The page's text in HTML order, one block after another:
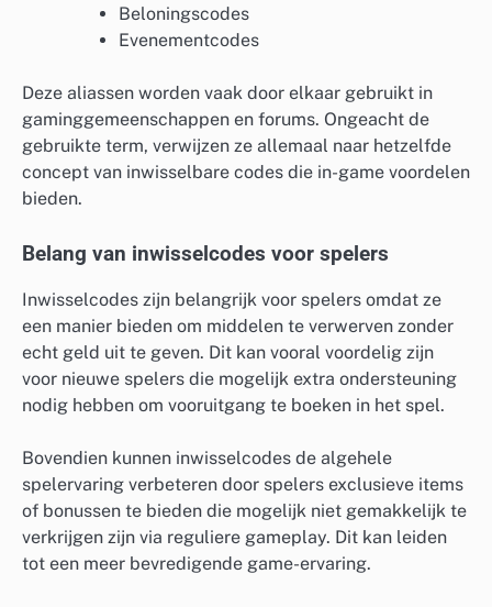
Beloningscodes
Evenementcodes
Deze aliassen worden vaak door elkaar gebruikt in
gaminggemeenschappen en forums. Ongeacht de
gebruikte term, verwijzen ze allemaal naar hetzelfde
concept van inwisselbare codes die in-game voordelen
bieden.
Belang van inwisselcodes voor spelers
Inwisselcodes zijn belangrijk voor spelers omdat ze
een manier bieden om middelen te verwerven zonder
echt geld uit te geven. Dit kan vooral voordelig zijn
voor nieuwe spelers die mogelijk extra ondersteuning
nodig hebben om vooruitgang te boeken in het spel.
Bovendien kunnen inwisselcodes de algehele
spelervaring verbeteren door spelers exclusieve items
of bonussen te bieden die mogelijk niet gemakkelijk te
verkrijgen zijn via reguliere gameplay. Dit kan leiden
tot een meer bevredigende game-ervaring.